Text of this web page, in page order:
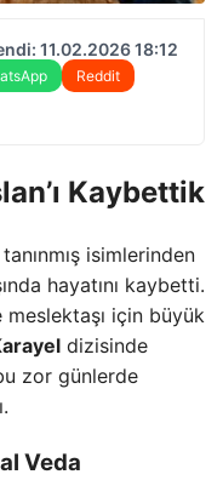
11.02.2026 18:12
Reddit
Kaybettik
isimlerinden
hayatını kaybetti.
meslektaşı için büyük
dizisinde
zor günlerde
Veda